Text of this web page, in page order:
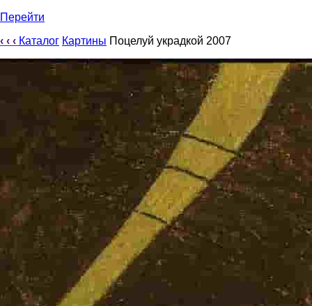
Перейти
‹ ‹ ‹ Каталог Картины Поцелуй украдкой 2007